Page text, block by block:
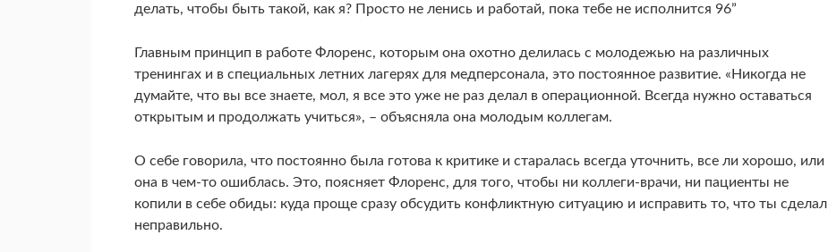
делать, чтобы быть такой, как я? Просто не ленись и работай, пока тебе не исполнится 96”
Главным принцип в работе Флоренс, которым она охотно делилась с молодежью на различных
тренингах и в специальных летних лагерях для медперсонала, это постоянное развитие. «Никогда не
думайте, что вы все знаете, мол, я все это уже не раз делал в операционной. Всегда нужно оставаться
открытым и продолжать учиться», – объясняла она молодым коллегам.
О себе говорила, что постоянно была готова к критике и старалась всегда уточнить, все ли хорошо, или
она в чем-то ошиблась. Это, поясняет Флоренс, для того, чтобы ни коллеги-врачи, ни пациенты не
копили в себе обиды: куда проще сразу обсудить конфликтную ситуацию и исправить то, что ты сделал
неправильно.